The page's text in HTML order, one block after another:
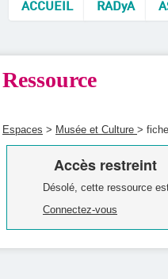
ACCUEIL RADyA
Ressource
Espaces > Musée et Culture >
Accès restreint
Désolé, cette ressource
Connectez-vous